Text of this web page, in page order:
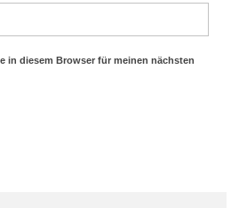
in diesem Browser für meinen nächsten